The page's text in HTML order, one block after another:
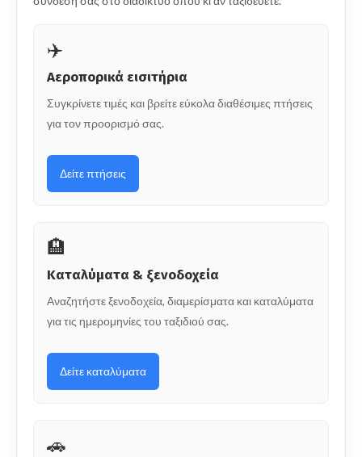
✈️
Αεροπορικά εισιτήρια
Συγκρίνετε τιμές και βρείτε εύκολα διαθέσιμες πτήσεις
για τον προορισμό σας.
Δείτε πτήσεις
🏨
Καταλύματα & ξενοδοχεία
Αναζητήστε ξενοδοχεία, διαμερίσματα και καταλύματα
για τις ημερομηνίες του ταξιδιού σας.
Δείτε καταλύματα
🚗